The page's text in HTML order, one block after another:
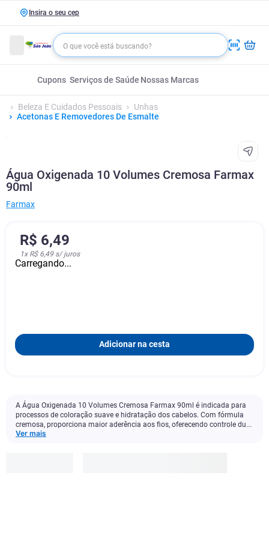
Insira o seu cep
Cupons Serviços de Saúde Nossas Marcas
Beleza E Cuidados Pessoais
Unhas
Acetonas E Removedores De Esmalte
Água Oxigenada 10 Volumes Cremosa Farmax
90ml
Farmax
R$ 6,49
1x R$ 6,49s/ juros
Carregando...
Adicionar na cesta
A Água Oxigenada 10 Volumes Cremosa Farmax 90ml é indicada para
processos de coloração suave e hidratação dos cabelos. Com fórmula
cremosa, proporciona maior aderência aos fios, oferecendo controle du...
Ver mais